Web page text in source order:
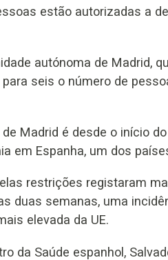
estão autorizadas a
autónoma de Madrid,
seis o número de
Madrid é desde o início
em Espanha, um dos
restrições registaram
duas semanas, uma
elevada da UE.
da Saúde espanhol,